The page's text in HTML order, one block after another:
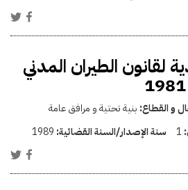
لقانون الطيران المدني
و القطاع: بنية تحتية و مرافق عامة
1 سنة الإصدار/السنة القضائية: 1989